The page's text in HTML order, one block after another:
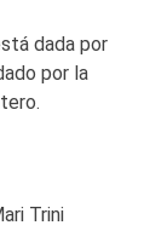
dada por
por la
Trini